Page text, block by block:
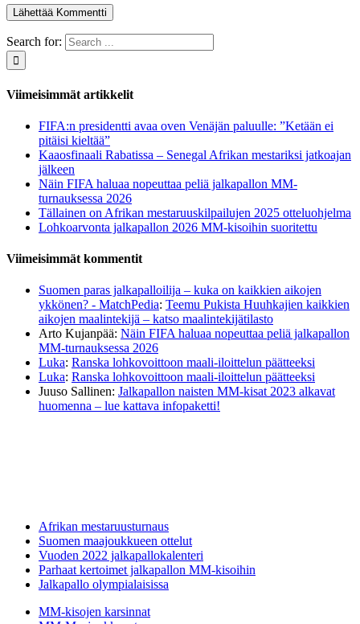
Search for:
Viimeisimmät artikkelit
FIFA:n presidentti avaa oven Venäjän paluulle: ”Ketään ei
pitäisi kieltää”
Kaaosfinaali Rabatissa – Senegal Afrikan mestariksi jatkoajan
jälkeen
Näin FIFA haluaa nopeuttaa peliä jalkapallon MM-
turnauksessa 2026
Tällainen on Afrikan mestaruuskilpailujen 2025 otteluohjelma
Lohkoarvonta jalkapallon 2026 MM-kisoihin suoritettu
Viimeisimmät kommentit
Suomen paras jalkapalloilija – kuka on kaikkien aikojen
ykkönen? - MatchPedia: Teemu Pukista Huuhkajien kaikkien
aikojen maalintekijä – katso maalintekijätilasto
Arto Kujanpää: Näin FIFA haluaa nopeuttaa peliä jalkapallon
MM-turnauksessa 2026
Luka: Ranska lohkovoittoon maali-iloittelun päätteeksi
Luka: Ranska lohkovoittoon maali-iloittelun päätteeksi
Juuso Sallinen: Jalkapallon naisten MM-kisat 2023 alkavat
huomenna – lue kattava infopaketti!
Afrikan mestaruusturnaus
Suomen maajoukkueen ottelut
Vuoden 2022 jalkapallokalenteri
Parhaat kertoimet jalkapallon MM-kisoihin
Jalkapallo olympialaisissa
MM-kisojen karsinnat